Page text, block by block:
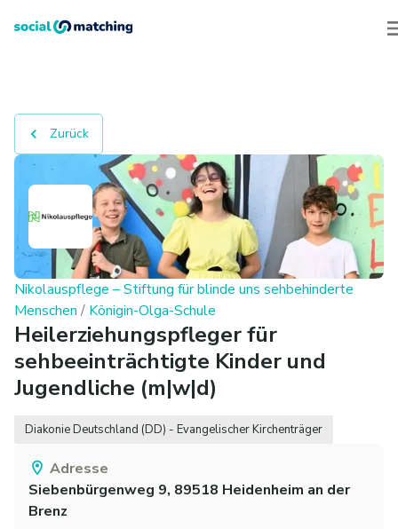
Zurück
Nikolauspflege – Stiftung für blinde uns sehbehinderte
Menschen / Königin-Olga-Schule
Heilerziehungspfleger für
sehbeeinträchtigte Kinder und
Jugendliche (m|w|d)
Diakonie Deutschland (DD) - Evangelischer Kirchenträger
Adresse
Siebenbürgenweg 9, 89518 Heidenheim an der
Brenz